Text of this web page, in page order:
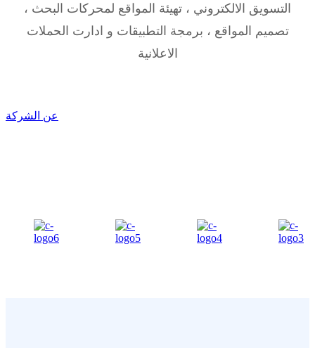
التسويق الالكتروني ، تهيئة المواقع لمحركات البحث ،
تصميم المواقع ، برمجة التطبيقات و ادارت الحملات
الاعلانية
عن الشركة